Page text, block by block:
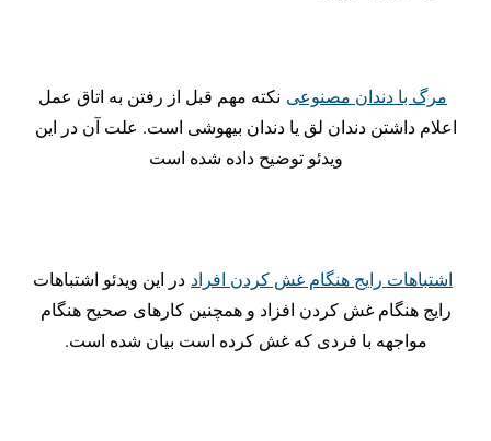
مرگ با دندان مصنوعی نکته مهم قبل از رفتن به اتاق عمل
اعلام داشتن دندان لق یا دندان بیهوشی است. علت آن در این
ویدئو توضیح داده شده است
اشتباهات رایج هنگام غش کردن افراد در این ویدئو اشتباهات
رایج هنگام غش کردن افزاد و همچنین کارهای صحیح هنگام
مواجهه با فردی که غش کرده است بیان شده است.